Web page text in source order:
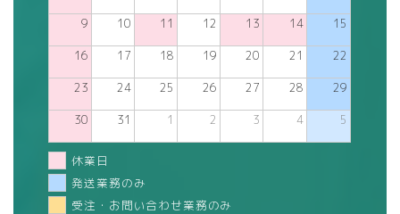
9 10 11 12 13 14 15
16 17 18 19 20 21 22
23 24 25 26 27 28 29
30 31 1 2 3 4 5
休業日
発送業務のみ
受注・お問い合わせ業務のみ